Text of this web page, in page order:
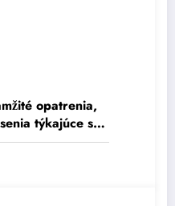
opatrenia,
týkajúce sa